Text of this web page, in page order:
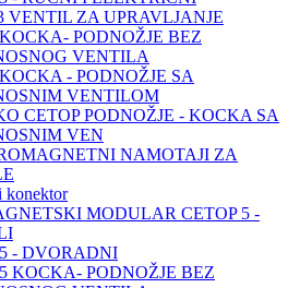
VENTIL ZA UPRAVLJANJE
PODNOŽJE BEZ
VENTILA
- PODNOŽJE SA
VENTILOM
CETOP PODNOŽJE - KOCKA SA
VEN
NAMOTAJI ZA
konektor
MODULAR CETOP 5 -
- DVORADNI
KOCKA- PODNOŽJE BEZ